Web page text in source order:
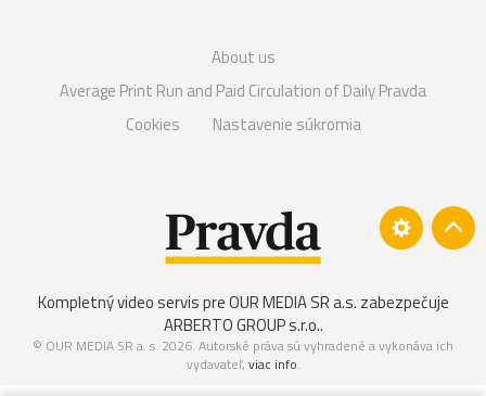
About us
Average Print Run and Paid Circulation of Daily Pravda
Cookies
Nastavenie súkromia
Kompletný video servis pre OUR MEDIA SR a.s. zabezpečuje
ARBERTO GROUP s.r.o..
© OUR MEDIA SR a. s. 2026. Autorské práva sú vyhradené a vykonáva ich
vydavateľ, viac info.